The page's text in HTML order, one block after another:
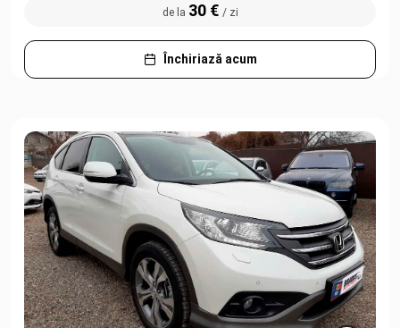
de la 30 € / zi
Închiriază acum